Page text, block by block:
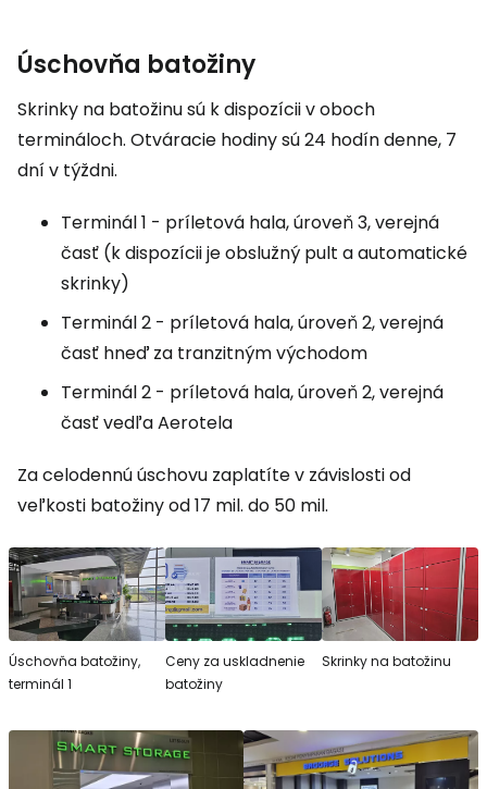
Úschovňa batožiny
Skrinky na batožinu sú k dispozícii v oboch
termináloch. Otváracie hodiny sú 24 hodín denne, 7
dní v týždni.
Terminál 1 - príletová hala, úroveň 3, verejná
časť (k dispozícii je obslužný pult a automatické
skrinky)
Terminál 2 - príletová hala, úroveň 2, verejná
časť hneď za tranzitným východom
Terminál 2 - príletová hala, úroveň 2, verejná
časť vedľa Aerotela
Za celodennú úschovu zaplatíte v závislosti od
veľkosti batožiny od 17 mil. do 50 mil.
Úschovňa batožiny,
terminál 1
Ceny za uskladnenie
batožiny
Skrinky na batožinu